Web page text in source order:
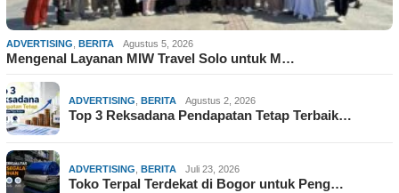
ADVERTISING BERITA Agustus 5, 2026
Mengenal Layanan MIW Travel Solo untuk M…
ADVERTISING BERITA Agustus 2, 2026
Top 3 Reksadana Pendapatan Tetap Terbaik…
ADVERTISING BERITA Juli 23, 2026
Toko Terpal Terdekat di Bogor untuk Peng…